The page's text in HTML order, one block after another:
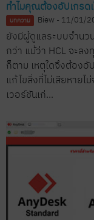
ทำไมคุณต้องอัปเกรด
บทความ Biew - 11/01/
ยังมีผู้ดูแลระบบจำนว
กว่า แม้ว่า HCL จะล
ก็ตาม เหตุใดจึงต้องอั
แก้ไขสิ่งที่ไม่เสียหาย
เวอร์ชันเก่...